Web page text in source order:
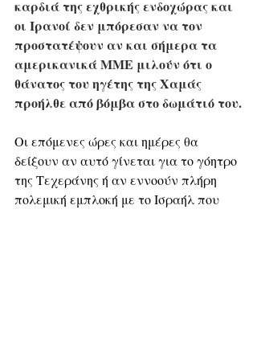
καρδιά της εχθρικής ενδοχώρας και
οι Ιρανοί δεν μπόρεσαν να τον
προστατέψουν αν και σήμερα τα
αμερικανικά ΜΜΕ μιλούν ότι ο
θάνατος του ηγέτης της Χαμάς
προήλθε από βόμβα στο δωμάτιό του.
Οι επόμενες ώρες και ημέρες θα
δείξουν αν αυτό γίνεται για το γόητρο
της Τεχεράνης ή αν εννοούν πλήρη
πολεμική εμπλοκή με το Ισραήλ που